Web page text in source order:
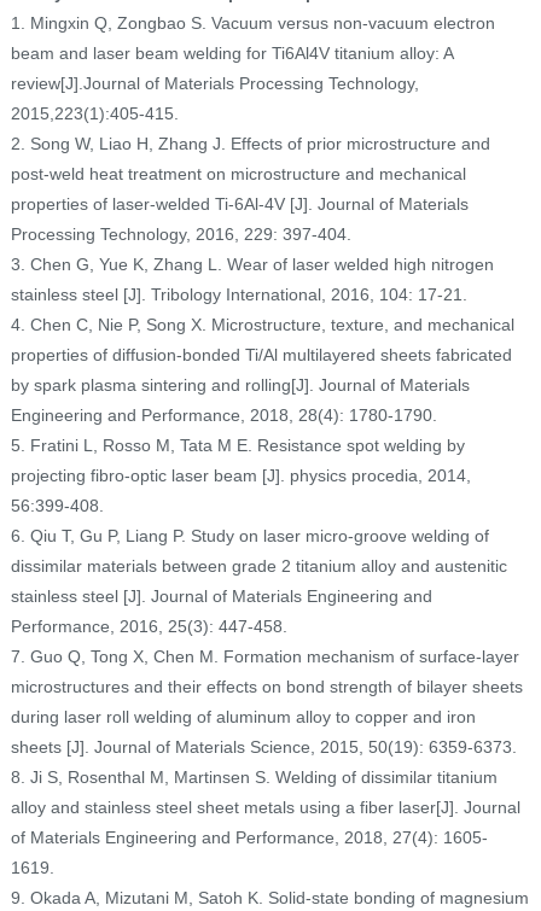
1. Mingxin Q, Zongbao S. Vacuum versus non-vacuum electron
beam and laser beam welding for Ti6Al4V titanium alloy: A
review[J].Journal of Materials Processing Technology,
2015,223(1):405-415.
2. Song W, Liao H, Zhang J. Effects of prior microstructure and
post-weld heat treatment on microstructure and mechanical
properties of laser-welded Ti-6Al-4V [J]. Journal of Materials
Processing Technology, 2016, 229: 397-404.
3. Chen G, Yue K, Zhang L. Wear of laser welded high nitrogen
stainless steel [J]. Tribology International, 2016, 104: 17-21.
4. Chen C, Nie P, Song X. Microstructure, texture, and mechanical
properties of diffusion-bonded Ti/Al multilayered sheets fabricated
by spark plasma sintering and rolling[J]. Journal of Materials
Engineering and Performance, 2018, 28(4): 1780-1790.
5. Fratini L, Rosso M, Tata M E. Resistance spot welding by
projecting fibro-optic laser beam [J]. physics procedia, 2014,
56:399-408.
6. Qiu T, Gu P, Liang P. Study on laser micro-groove welding of
dissimilar materials between grade 2 titanium alloy and austenitic
stainless steel [J]. Journal of Materials Engineering and
Performance, 2016, 25(3): 447-458.
7. Guo Q, Tong X, Chen M. Formation mechanism of surface-layer
microstructures and their effects on bond strength of bilayer sheets
during laser roll welding of aluminum alloy to copper and iron
sheets [J]. Journal of Materials Science, 2015, 50(19): 6359-6373.
8. Ji S, Rosenthal M, Martinsen S. Welding of dissimilar titanium
alloy and stainless steel sheet metals using a fiber laser[J]. Journal
of Materials Engineering and Performance, 2018, 27(4): 1605-
1619.
9. Okada A, Mizutani M, Satoh K. Solid-state bonding of magnesium